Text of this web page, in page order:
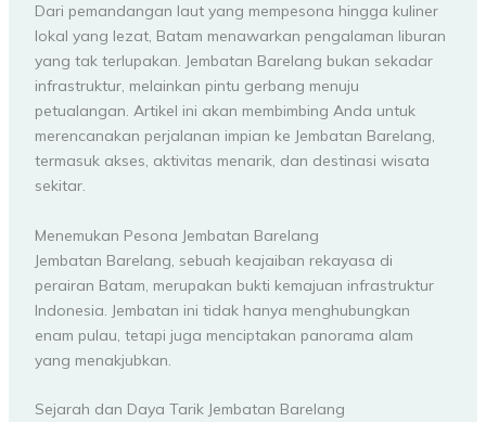
Dari pemandangan laut yang mempesona hingga kuliner
lokal yang lezat, Batam menawarkan pengalaman liburan
yang tak terlupakan. Jembatan Barelang bukan sekadar
infrastruktur, melainkan pintu gerbang menuju
petualangan. Artikel ini akan membimbing Anda untuk
merencanakan perjalanan impian ke Jembatan Barelang,
termasuk akses, aktivitas menarik, dan destinasi wisata
sekitar.
Menemukan Pesona Jembatan Barelang
Jembatan Barelang, sebuah keajaiban rekayasa di
perairan Batam, merupakan bukti kemajuan infrastruktur
Indonesia. Jembatan ini tidak hanya menghubungkan
enam pulau, tetapi juga menciptakan panorama alam
yang menakjubkan.
Sejarah dan Daya Tarik Jembatan Barelang